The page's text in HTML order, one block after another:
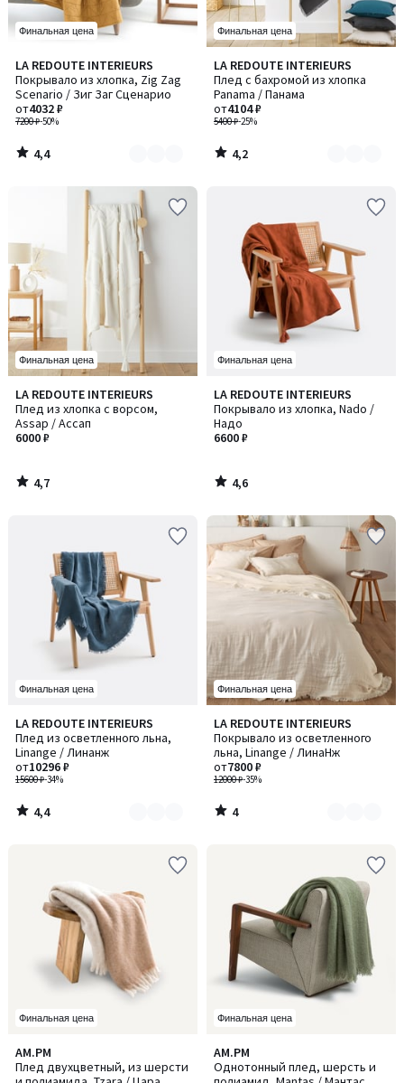
Финальная цена
LA REDOUTE INTERIEURS
Покрывало из хлопка, Zig Zag
Scenario / Зиг Заг Сценарио
7200 ₽-50%
от4032 ₽
4,4
/ 5
Количество
цветов:
8
4,4
/
Финальная цена
LA REDOUTE INTERIEURS
Плед с бахромой из хлопка
Panama / Панама
5400 ₽-25%
от4104 ₽
4,2
/ 5
Количество
цветов:
3
4,2
/
Финальная цена
LA REDOUTE INTERIEURS
Плед из хлопка с ворсом,
Assap / Ассап
6000 ₽
4,7
/ 5
4,7
/
Финальная цена
LA REDOUTE INTERIEURS
Покрывало из хлопка, Nado /
Надо
6600 ₽
4,6
/ 5
4,6
/
Финальная цена
LA REDOUTE INTERIEURS
Плед из осветленного льна,
Linange / Линанж
15600 ₽-34%
от10296 ₽
4,4
/ 5
Количество
цветов:
3
4,4
/
Финальная цена
LA REDOUTE INTERIEURS
Покрывало из осветленного
льна, Linange / ЛинаНж
12000 ₽-35%
от7800 ₽
4
/
5
Количество
цветов:
4
4
/
Финальная цена
AM.PM
Плед двухцветный, из шерсти
Финальная цена
AM.PM
Однотонный плед, шерсть и